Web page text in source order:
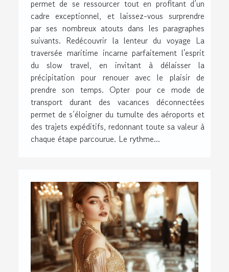
permet de se ressourcer tout en profitant d’un
cadre exceptionnel, et laissez-vous surprendre
par ses nombreux atouts dans les paragraphes
suivants. Redécouvrir la lenteur du voyage La
traversée maritime incarne parfaitement l'esprit
du slow travel, en invitant à délaisser la
précipitation pour renouer avec le plaisir de
prendre son temps. Opter pour ce mode de
transport durant des vacances déconnectées
permet de s’éloigner du tumulte des aéroports et
des trajets expéditifs, redonnant toute sa valeur à
chaque étape parcourue. Le rythme...